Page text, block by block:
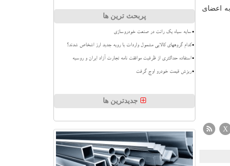
۱۴۰۰ به اعضای
X
پربحث ترین ها
سایه سیاه یک رانت در صنعت خودروسازی
کدام گروههای کالایی مشمول واردات با رویه جدید ارز اشخاص شدند؟
استفاده حداکثری از ظرفیت موافقت نامه تجارت آزاد ایران و روسیه
ریزش قیمت خودرو اوج گرفت
جدیدترین ها